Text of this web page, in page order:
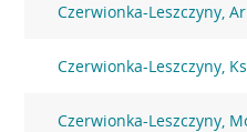
Czerwionka-Leszczyny,
Czerwionka-Leszczyny,
Czerwionka-Leszczyny,